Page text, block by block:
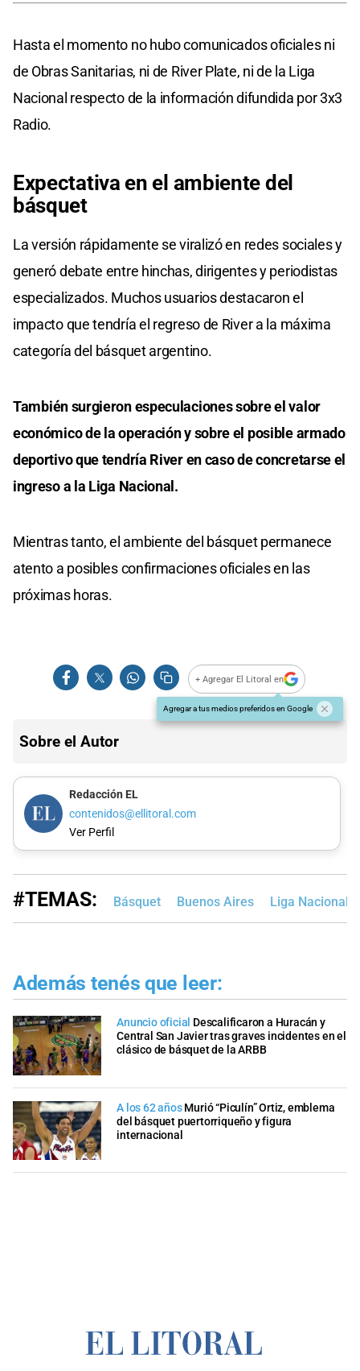
Hasta el momento no hubo comunicados oficiales ni
de Obras Sanitarias, ni de River Plate, ni de la Liga
Nacional respecto de la información difundida por 3x3
Radio.
Expectativa en el ambiente del
básquet
La versión rápidamente se viralizó en redes sociales y
generó debate entre hinchas, dirigentes y periodistas
especializados. Muchos usuarios destacaron el
impacto que tendría el regreso de River a la máxima
categoría del básquet argentino.
También surgieron especulaciones sobre el valor
económico de la operación y sobre el posible armado
deportivo que tendría River en caso de concretarse el
ingreso a la Liga Nacional.
Mientras tanto, el ambiente del básquet permanece
atento a posibles confirmaciones oficiales en las
próximas horas.
+ Agregar El Litoral en
Agregar a tus medios preferidos en Google
Sobre el Autor
Redacción EL
contenidos@ellitoral.com
Ver Perfil
#TEMAS: Básquet Buenos Aires Liga Nacional
Además tenés que leer:
Anuncio oficial Descalificaron a Huracán y
Central San Javier tras graves incidentes en el
clásico de básquet de la ARBB
A los 62 años Murió “Piculín” Ortiz, emblema
del básquet puertorriqueño y figura
internacional